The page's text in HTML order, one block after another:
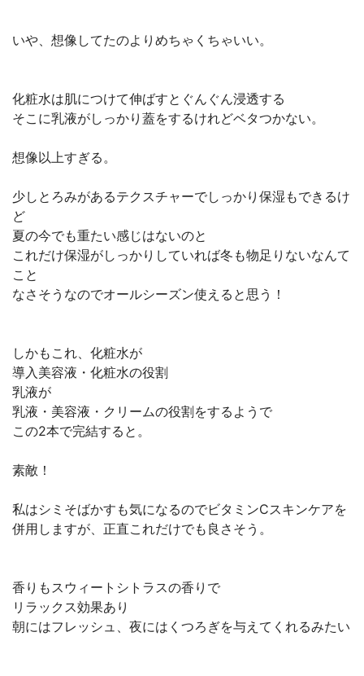
いや、想像してたのよりめちゃくちゃいい。
化粧水は肌につけて伸ばすとぐんぐん浸透する
そこに乳液がしっかり蓋をするけれどベタつかない。
想像以上すぎる。
少しとろみがあるテクスチャーでしっかり保湿もできるけ
ど
夏の今でも重たい感じはないのと
これだけ保湿がしっかりしていれば冬も物足りないなんて
こと
なさそうなのでオールシーズン使えると思う！
しかもこれ、化粧水が
導入美容液・化粧水の役割
乳液が
乳液・美容液・クリームの役割をするようで
この2本で完結すると。
素敵！
私はシミそばかすも気になるのでビタミンCスキンケアを
併用しますが、正直これだけでも良さそう。
香りもスウィートシトラスの香りで
リラックス効果あり
朝にはフレッシュ、夜にはくつろぎを与えてくれるみたい